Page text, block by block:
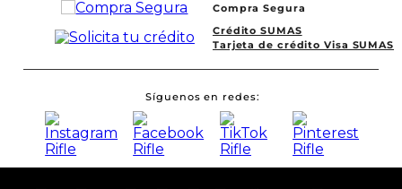
Compra Segura
Crédito SUMAS
Tarjeta de crédito Visa SUMAS
Síguenos en redes